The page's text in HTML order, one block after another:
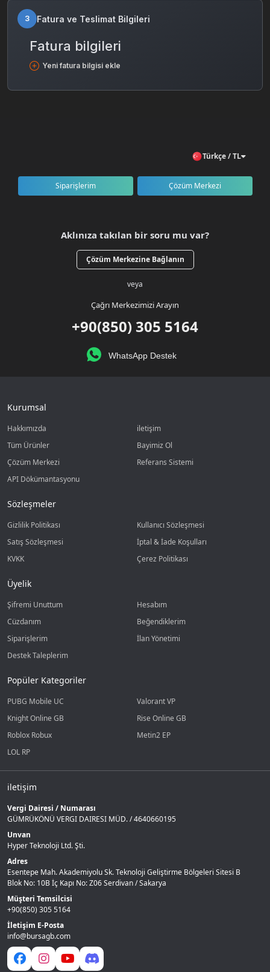
3 Fatura ve Teslimat Bilgileri
Fatura bilgileri
Yeni fatura bilgisi ekle
Türkçe / TL
Siparişlerim Çözüm Merkezi
Aklınıza takılan bir soru mu var?
Çözüm Merkezine Bağlanın
veya
Çağrı Merkezimizi Arayın
+90(850) 305 5164
WhatsApp Destek
Kurumsal
Hakkımızda
iletişim
Tüm Ürünler
Bayimiz Ol
Çözüm Merkezi
Referans Sistemi
API Dökümantasyonu
Sözleşmeler
Gizlilik Politikası
Kullanıcı Sözleşmesi
Satış Sözleşmesi
İptal & İade Koşulları
KVKK
Çerez Politikası
Üyelik
Şifremi Unuttum
Hesabım
Cüzdanım
Beğendiklerim
Siparişlerim
İlan Yönetimi
Destek Taleplerim
Popüler Kategoriler
PUBG Mobile UC
Valorant VP
Knight Online GB
Rise Online GB
Roblox Robux
Metin2 EP
LOL RP
iletişim
Vergi Dairesi / Numarası
GÜMRÜKÖNÜ VERGI DAIRESI MÜD. / 4640660195
Unvan
Hyper Teknoloji Ltd. Şti.
Adres
Esentepe Mah. Akademiyolu Sk. Teknoloji Geliştirme Bölgeleri Sitesi B
Blok No: 10B İç Kapı No: Z06 Serdivan / Sakarya
Müşteri Temsilcisi
+90(850) 305 5164
İletişim E-Posta
info@bursagb.com